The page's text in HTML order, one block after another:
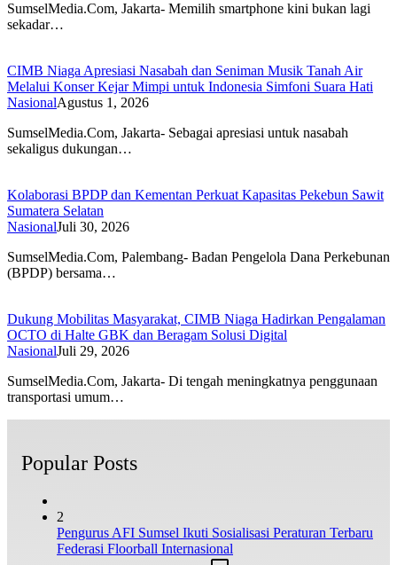
SumselMedia.Com, Jakarta- Memilih smartphone kini bukan lagi
sekadar…
CIMB Niaga Apresiasi Nasabah dan Seniman Musik Tanah Air
Melalui Konser Kejar Mimpi untuk Indonesia Simfoni Suara Hati
NasionalAgustus 1, 2026
SumselMedia.Com, Jakarta- Sebagai apresiasi untuk nasabah
sekaligus dukungan…
Kolaborasi BPDP dan Kementan Perkuat Kapasitas Pekebun Sawit
Sumatera Selatan
NasionalJuli 30, 2026
SumselMedia.Com, Palembang- Badan Pengelola Dana Perkebunan
(BPDP) bersama…
Dukung Mobilitas Masyarakat, CIMB Niaga Hadirkan Pengalaman
OCTO di Halte GBK dan Beragam Solusi Digital
NasionalJuli 29, 2026
SumselMedia.Com, Jakarta- Di tengah meningkatnya penggunaan
transportasi umum…
Popular Posts
2
Pengurus AFI Sumsel Ikuti Sosialisasi Peraturan Terbaru
Federasi Floorball Internasional